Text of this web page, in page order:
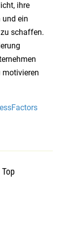
ihre
und ein
schaffen.
motivieren